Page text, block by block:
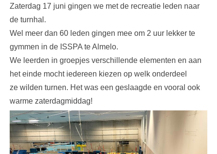
Zaterdag 17 juni gingen we met de recreatie leden naar
de turnhal.
Wel meer dan 60 leden gingen mee om 2 uur lekker te
gymmen in de ISSPA te Almelo.
We leerden in groepjes verschillende elementen en aan
het einde mocht iedereen kiezen op welk onderdeel
ze wilden turnen. Het was een geslaagde en vooral ook
warme zaterdagmiddag!